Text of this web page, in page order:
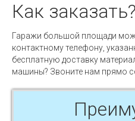
Как заказать?
Гаражи большой площади
контактному телефону,
бесплатную доставку
машины? Звоните нам прямо